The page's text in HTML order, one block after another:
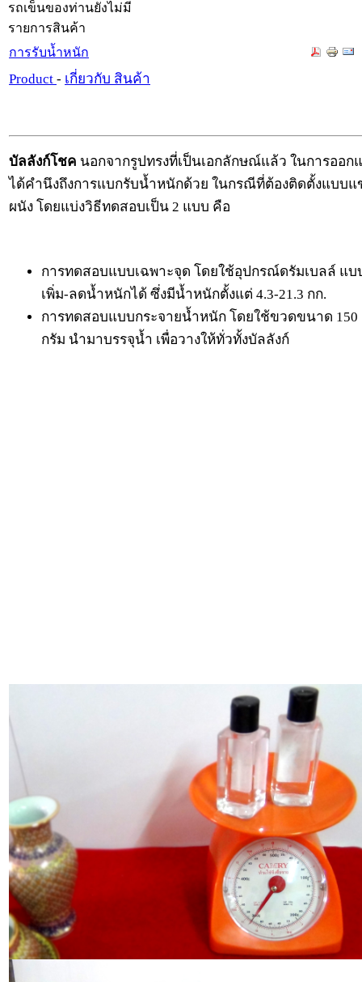
รถเข็นของท่านยังไม่มี
รายการสินค้า
การรับน้ำหนัก
Product - เกี่ยวกับ สินค้า
บัลลังก์โชค นอกจากรูปทรงที่เป็นเอกลักษณ์แล้ว ในการออก
ได้คำนึงถึงการแบกรับน้ำหนักด้วย ในกรณีที่ต้องติดตั้งแบบ
ผนัง โดยแบ่งวิธีทดสอบเป็น 2 แบบ คือ
การทดสอบแบบเฉพาะจุด โดยใช้อุปกรณ์ดรัมเบลล์ แบ
เพิ่ม-ลดน้ำหนักได้ ซึ่งมีน้ำหนักตั้งแต่ 4.3-21.3 กก.
การทดสอบแบบกระจายน้ำหนัก โดยใช้ขวดขนาด 150
กรัม นำมาบรรจุน้ำ เพื่อวางให้ทั่วทั้งบัลลังก์